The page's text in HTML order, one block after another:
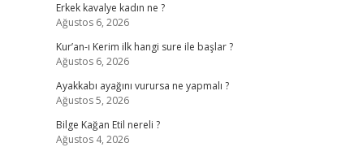
Erkek kavalye kadın ne ?
Ağustos 6, 2026
Kur’an-ı Kerim ilk hangi sure ile başlar ?
Ağustos 6, 2026
Ayakkabı ayağını vurursa ne yapmalı ?
Ağustos 5, 2026
Bilge Kağan Etil nereli ?
Ağustos 4, 2026